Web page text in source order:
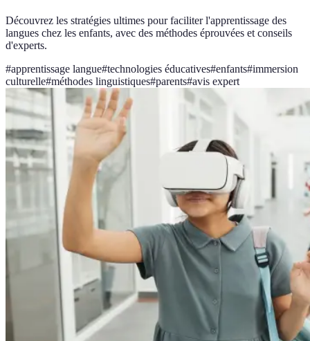
Découvrez les stratégies ultimes pour faciliter l'apprentissage des
langues chez les enfants, avec des méthodes éprouvées et conseils
d'experts.
#apprentissage langue#technologies éducatives#enfants#immersion
culturelle#méthodes linguistiques#parents#avis expert